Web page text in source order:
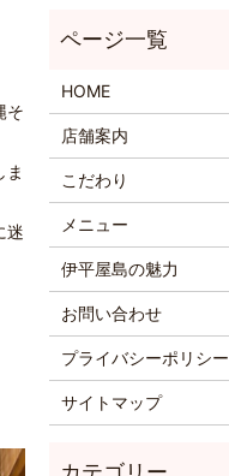
そ
ま
迷
HOME
店舗案内
こだわり
メニュー
伊平屋島の魅力
お問い合わせ
プライバシーポリシー
サイトマップ